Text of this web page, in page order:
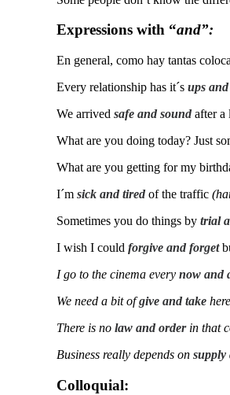
Expressions with “and”:
En general, como hay tantas
Every relationship has it´s ups
We arrived safe and sound after a
What are you doing today? Just
What are you getting for my
I´m sick and tired of the traffic
Sometimes you do things by trial
I wish I could forgive and forget
I go to the cinema every now and
We need a bit ofgive and take
There is no law and orderin that
Business really depends on supply
Colloquial: